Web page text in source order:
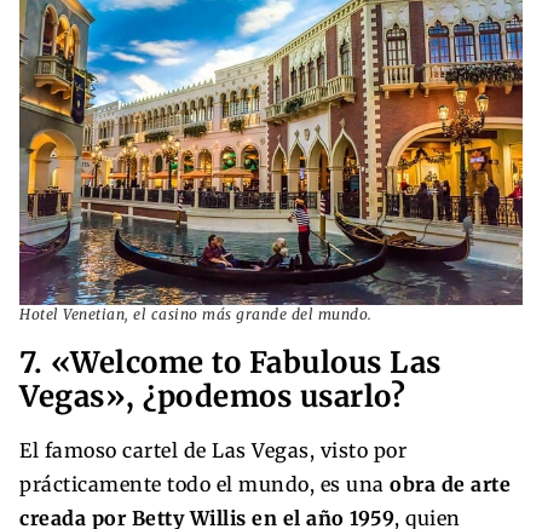
Hotel Venetian, el casino más grande del mundo.
7. «Welcome to Fabulous Las
Vegas», ¿podemos usarlo?
El famoso cartel de Las Vegas, visto por
prácticamente todo el mundo, es una obra de arte
creada por Betty Willis en el año 1959, quien